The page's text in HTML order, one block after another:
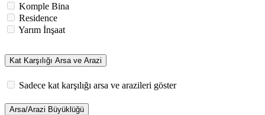
Komple Bina
Residence
Yarım İnşaat
Kat Karşılığı Arsa ve Arazi
Sadece kat karşılığı arsa ve arazileri göster
Arsa/Arazi Büyüklüğü